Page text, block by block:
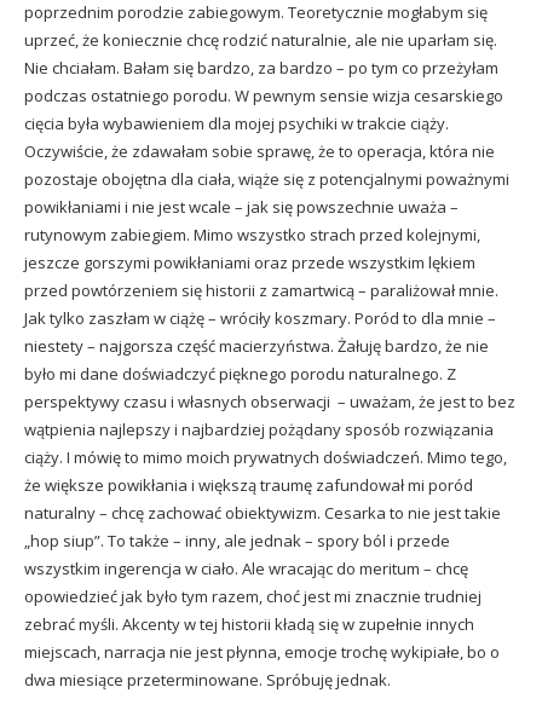
poprzednim porodzie zabiegowym. Teoretycznie mogłabym się
uprzeć, że koniecznie chcę rodzić naturalnie, ale nie uparłam się.
Nie chciałam. Bałam się bardzo, za bardzo – po tym co przeżyłam
podczas ostatniego porodu. W pewnym sensie wizja cesarskiego
cięcia była wybawieniem dla mojej psychiki w trakcie ciąży.
Oczywiście, że zdawałam sobie sprawę, że to operacja, która nie
pozostaje obojętna dla ciała, wiąże się z potencjalnymi poważnymi
powikłaniami i nie jest wcale – jak się powszechnie uważa –
rutynowym zabiegiem. Mimo wszystko strach przed kolejnymi,
jeszcze gorszymi powikłaniami oraz przede wszystkim lękiem
przed powtórzeniem się historii z zamartwicą – paraliżował mnie.
Jak tylko zaszłam w ciążę – wróciły koszmary. Poród to dla mnie –
niestety – najgorsza część macierzyństwa. Żałuję bardzo, że nie
było mi dane doświadczyć pięknego porodu naturalnego. Z
perspektywy czasu i własnych obserwacji – uważam, że jest to bez
wątpienia najlepszy i najbardziej pożądany sposób rozwiązania
ciąży. I mówię to mimo moich prywatnych doświadczeń. Mimo tego,
że większe powikłania i większą traumę zafundował mi poród
naturalny – chcę zachować obiektywizm. Cesarka to nie jest takie
„hop siup”. To także – inny, ale jednak – spory ból i przede
wszystkim ingerencja w ciało. Ale wracając do meritum – chcę
opowiedzieć jak było tym razem, choć jest mi znacznie trudniej
zebrać myśli. Akcenty w tej historii kładą się w zupełnie innych
miejscach, narracja nie jest płynna, emocje trochę wykipiałe, bo o
dwa miesiące przeterminowane. Spróbuję jednak.